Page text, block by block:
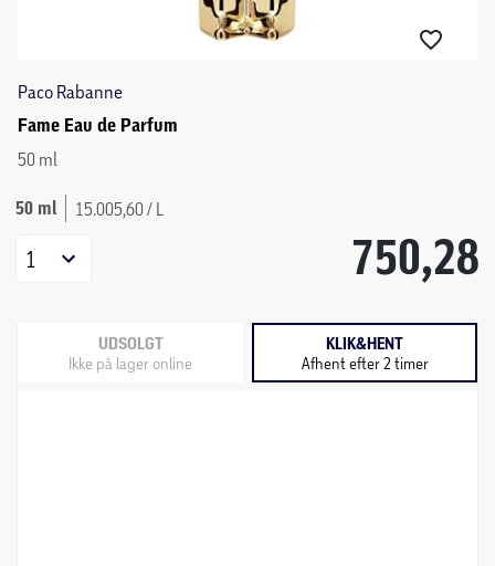
Paco Rabanne
Fame Eau de Parfum
50 ml
50 ml 15.005,60 / L
750,28
1
UDSOLGT
Ikke på lager online
KLIK&HENT
Afhent efter 2 timer